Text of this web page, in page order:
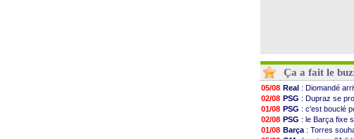
Ça a fait le
05/08 Real : Diomandé
02/08 PSG : Dupraz se
01/08 PSG : c'est bouclé
02/08 PSG : le Barça fixe
01/08 Barça : Torres